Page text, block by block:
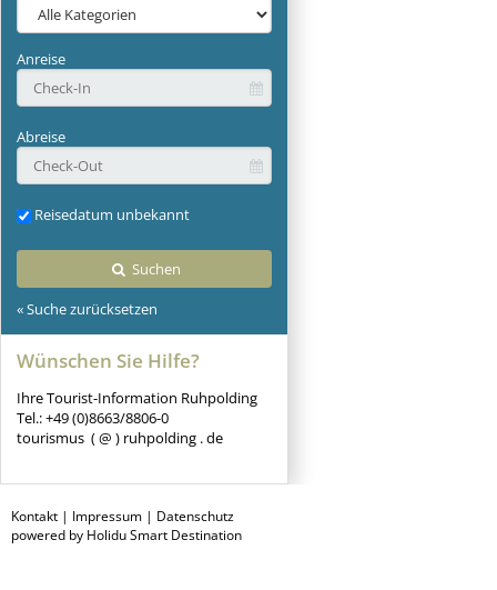
Anreise
Abreise
Reisedatum unbekannt
Suchen
« Suche zurücksetzen
Wünschen Sie Hilfe?
Ihre Tourist-Information Ruhpolding
Tel.: +49 (0)8663/8806-0
tourismus ( @ ) ruhpolding . de
Kontakt | Impressum | Datenschutz
powered by Holidu Smart Destination